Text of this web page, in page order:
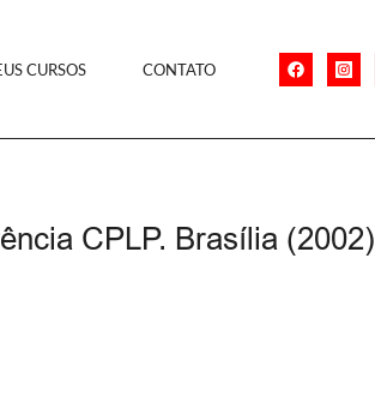
CURSOS CONTATO
CPLP. Brasília (2002)